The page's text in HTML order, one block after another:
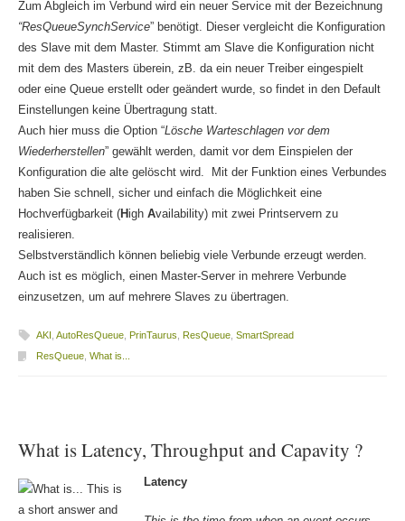
Zum Abgleich im Verbund wird ein neuer Service mit der Bezeichnung
“ResQueueSynchService” benötigt. Dieser vergleicht die Konfiguration
des Slave mit dem Master. Stimmt am Slave die Konfiguration nicht
mit dem des Masters überein, zB. da ein neuer Treiber eingespielt
oder eine Queue erstellt oder geändert wurde, so findet in den Default
Einstellungen keine Übertragung statt.
Auch hier muss die Option “Lösche Warteschlagen vor dem
Wiederherstellen” gewählt werden, damit vor dem Einspielen der
Konfiguration die alte gelöscht wird. Mit der Funktion eines Verbundes
haben Sie schnell, sicher und einfach die Möglichkeit eine
Hochverfügbarkeit (High Availability) mit zwei Printservern zu
realisieren.
Selbstverständlich können beliebig viele Verbunde erzeugt werden.
Auch ist es möglich, einen Master-Server in mehrere Verbunde
einzusetzen, um auf mehrere Slaves zu übertragen.
AKI AutoResQueue, PrinTaurus ResQueue, SmartSpread
ResQueue, What is...
What is Latency, Throughput and Capavity ?
Latency